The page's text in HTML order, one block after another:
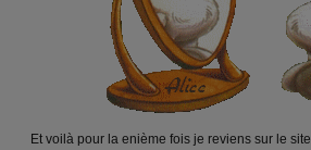
Et voilà pour la enième fois je reviens sur le